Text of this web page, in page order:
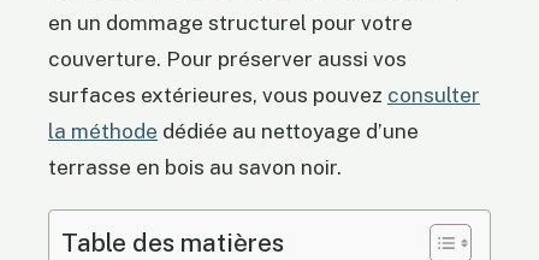
en un dommage structurel pour votre
couverture. Pour préserver aussi vos
surfaces extérieures, vous pouvez consulter
la méthode dédiée au nettoyage d’une
terrasse en bois au savon noir.
Table des matières